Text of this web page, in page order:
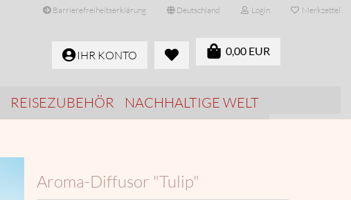
Barrierefreiheitserklärung Deutschland Login Merkzettel
0,00 EUR
IHR KONTO
REISEZUBEHÖR NACHHALTIGE WELT
Aroma-​Diffusor "Tulip"